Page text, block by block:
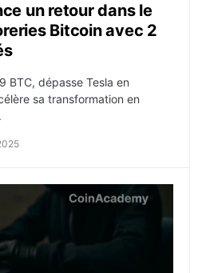
un retour dans le
Bitcoin avec 2
BTC, dépasse Tesla en
sa transformation en
ingénieur arrêté après un vol de